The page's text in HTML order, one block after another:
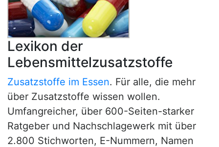
Lexikon der
Lebensmittelzusatzstoffe
Zusatzstoffe im Essen. Für alle, die mehr
über Zusatzstoffe wissen wollen.
Umfangreicher, über 600-Seiten-starker
Ratgeber und Nachschlagewerk mit über
2.800 Stichworten, E-Nummern, Namen